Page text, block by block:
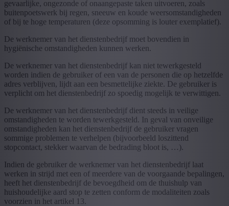
gevaarlijke, ongezonde of onaangepaste taken uitvoeren, zoals
buitenpoetswerk bij regen, sneeuw en koude weersomstandigheden
of bij te hoge temperaturen (deze opsomming is louter exemplatief).
De werknemer van het dienstenbedrijf moet bovendien in
hygiënische omstandigheden kunnen werken.
De werknemer van het dienstenbedrijf kan niet tewerkgesteld
worden indien de gebruiker of een van de personen die op hetzelfde
adres verblijven, lijdt aan een besmettelijke ziekte. De gebruiker is
verplicht om het dienstenbedrijf zo spoedig mogelijk te verwittigen.
De werknemer van het dienstenbedrijf dient steeds in veilige
omstandigheden te worden tewerkgesteld. In geval van onveilige
omstandigheden kan het dienstenbedrijf de gebruiker vragen
sommige problemen te verhelpen (bijvoorbeeld loszittend
stopcontact, stekker waarvan de bedrading bloot is, …).
Indien de gebruiker de werknemer van het dienstenbedrijf laat
werken in strijd met een of meerdere van de voorgaande bepalingen,
heeft het dienstenbedrijf de bevoegdheid om de thuishulp van
huishoudelijke aard stop te zetten conform de modaliteiten zoals
voorzien in het artikel 13.